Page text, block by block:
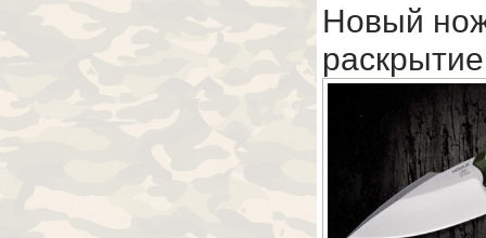
Новый